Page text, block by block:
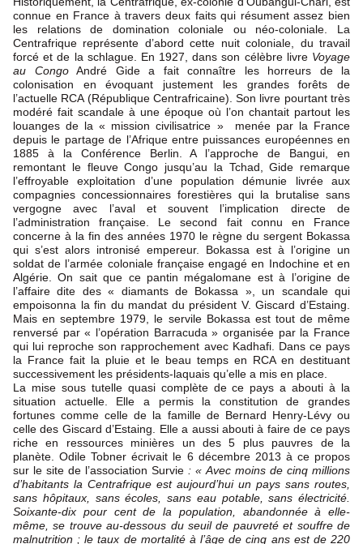
connue en France à travers deux faits qui résument assez bien
les relations de domination coloniale ou néo-coloniale. La
Centrafrique représente d’abord cette nuit coloniale, du travail
forcé et de la schlague. En 1927, dans son célèbre livre Voyage
au CongoAndré Gide a fait connaître les horreurs de la
colonisation en évoquant justement les grandes forêts de
l’actuelle RCA (République Centrafricaine). Son livre pourtant très
modéré fait scandale à une époque où l’on chantait partout les
louanges de la « mission civilisatrice » menée par la France
depuis le partage de l’Afrique entre puissances européennes en
1885 à la Conférence Berlin. A l’approche de Bangui, en
remontant le fleuve Congo jusqu’au la Tchad, Gide remarque
l’effroyable exploitation d’une population démunie livrée aux
compagnies concessionnaires forestières qui la brutalise sans
vergogne avec l’aval et souvent l’implication directe de
l’administration française. Le second fait connu en France
concerne à la fin des années 1970 le règne du sergent Bokassa
qui s’est alors intronisé empereur. Bokassa est à l’origine un
soldat de l’armée coloniale française engagé en Indochine et en
Algérie. On sait que ce pantin mégalomane est à l’origine de
l’affaire dite des « diamants de Bokassa », un scandale qui
empoisonna la fin du mandat du président V. Giscard d’Estaing.
Mais en septembre 1979, le servile Bokassa est tout de même
renversé par « l’opération Barracuda » organisée par la France
qui lui reproche son rapprochement avec Kadhafi. Dans ce pays
la France fait la pluie et le beau temps en RCA en destituant
successivement les présidents-laquais qu’elle a mis en place.
La mise sous tutelle quasi complète de ce pays a abouti à la
situation actuelle. Elle a permis la constitution de grandes
fortunes comme celle de la famille de Bernard Henry-Lévy ou
celle des Giscard d’Estaing. Elle a aussi abouti à faire de ce pays
riche en ressources minières un des 5 plus pauvres de la
planète. Odile Tobner écrivait le 6 décembre 2013 à ce propos
sur le site de l’association Survie : « Avec moins de cinq millions
d’habitants la Centrafrique est aujourd’hui un pays sans routes,
sans hôpitaux, sans écoles, sans eau potable, sans électricité.
Soixante-dix pour cent de la population, abandonnée à elle-
même, se trouve au-dessous du seuil de pauvreté et souffre de
malnutrition ; le taux de mortalité à l’âge de cinq ans est de 220